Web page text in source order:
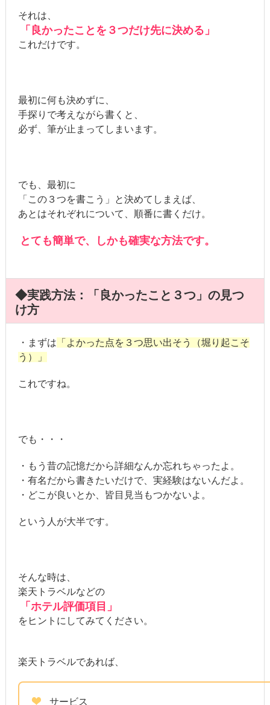
それは、
「良かったことを３つだけ先に決める」
これだけです。
最初に何も決めずに、
手探りで考えながら書くと、
必ず、筆が止まってしまいます。
でも、最初に
「この３つを書こう」と決めてしまえば、
あとはそれぞれについて、順番に書くだけ。
とても簡単で、しかも確実な方法です。
◆実践方法：「良かったこと３つ」の見つ
け方
・まずは 「よかった点を３つ思い出そう（堀り起こそ
う）」
これですね。
でも・・・
・もう昔の記憶だから詳細なんか忘れちゃったよ。
・有名だから書きたいだけで、実経験はないんだよ。
・どこが良いとか、皆目見当もつかないよ。
という人が大半です。
そんな時は、
楽天トラベルなどの
「ホテル評価項目」
をヒントにしてみてください。
楽天トラベルであれば、
サービス